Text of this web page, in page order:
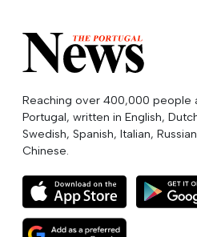
Reaching over 400,000 people
Portugal, written in English,
Swedish, Spanish, Italian,
Chinese.